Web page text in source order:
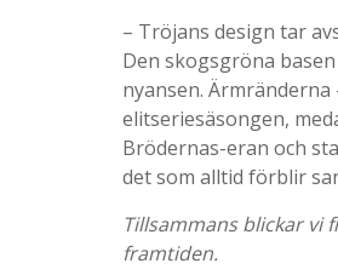
– Tröjans design tar
Den skogsgröna
nyansen.
elitseriesäsongen,
Brödernas-eran och
det som alltid förblir
Tillsammans blickar vi
framtiden.